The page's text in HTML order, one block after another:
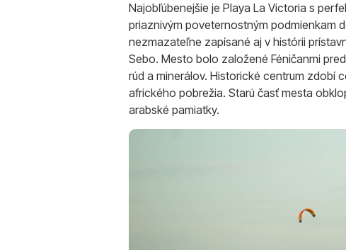
Najobľúbenejšie je Playa La Victoria s
priaznivým poveternostným podmienkam
nezmazateľne zapísané aj v histórii
Sebo. Mesto bolo založené Féničanmi
rúd a minerálov. Historické centrum zdobí
afrického pobrežia. Starú časť mesta
arabské pamiatky.